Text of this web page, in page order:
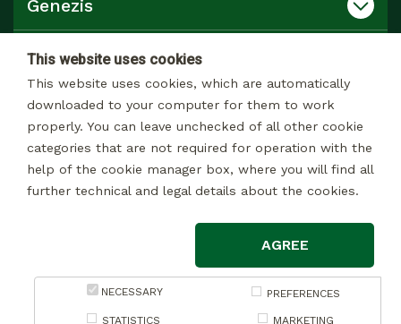
This website uses cookies
This website uses cookies, which are automatically
downloaded to your computer for them to work
properly. You can leave unchecked of all other cookie
categories that are not required for operation with the
help of the cookie manager box, where you will find all
further technical and legal details about the cookies.
AGREE
NECESSARY PREFERENCES
STATISTICS MARKETING
Genezis
Продукти, услуги
Връзки
Продуктов каталог
© 2026 Всички права запазени
Декларация за обработката на лични данни за маркетингови цели